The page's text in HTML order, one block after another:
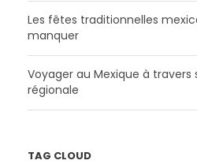
Les fêtes traditionnelles
manquer
Voyager au Mexique à
régionale
TAG CLOUD